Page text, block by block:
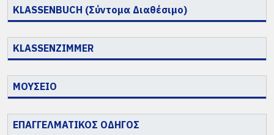
KLASSENBUCH (Σύντομα Διαθέσιμο)
KLASSENZIMMER
ΜΟΥΣΕΙΟ
ΕΠΑΓΓΕΛΜΑΤΙΚΟΣ ΟΔΗΓΟΣ